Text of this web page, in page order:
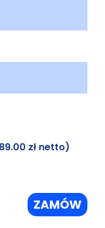
zł netto)
ZAMÓW